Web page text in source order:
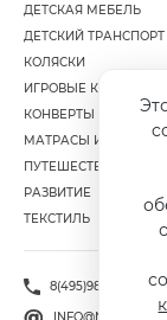
ДЕТСКАЯ МЕБЕЛЬ
ДЕТСКИЙ ТРАНСПОРТ
КОЛЯСКИ
ИГРОВЫЕ КОМПЛЕКСЫ
КОНВЕРТЫ И МУФТЫ
МАТРАСЫ И
ПУТЕШЕСТВИЕ
РАЗВИТИЕ
ТЕКСТИЛЬ
8(495)981-86-36